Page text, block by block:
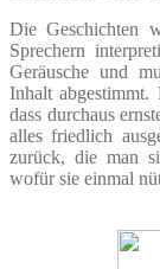
Die Geschichten
Sprechern
Geräusche und
Inhalt
dass durchaus
alles friedlich
zurück, die man
wofür sie einmal